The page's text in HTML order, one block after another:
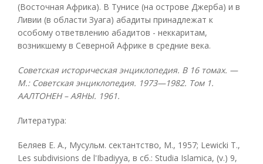
(Восточная Африка). В Тунисе (на острове Джерба) и в
Ливии (в области Зуага) абадиты принадлежат к
особому ответвлению абадитов - неккаритам,
возникшему в Северной Африке в средние века.
Советская историческая энциклопедия. В 16 томах. —
М.: Советская энциклопедия. 1973—1982. Том 1.
ААЛТОНЕН – АЯНЫ. 1961.
Литература:
Беляев Е. A., Мусульм. сектантство, М., 1957; Lewicki T.,
Les subdivisions de l'Ibadiyya, в сб.: Studia Islamica, (v.) 9,